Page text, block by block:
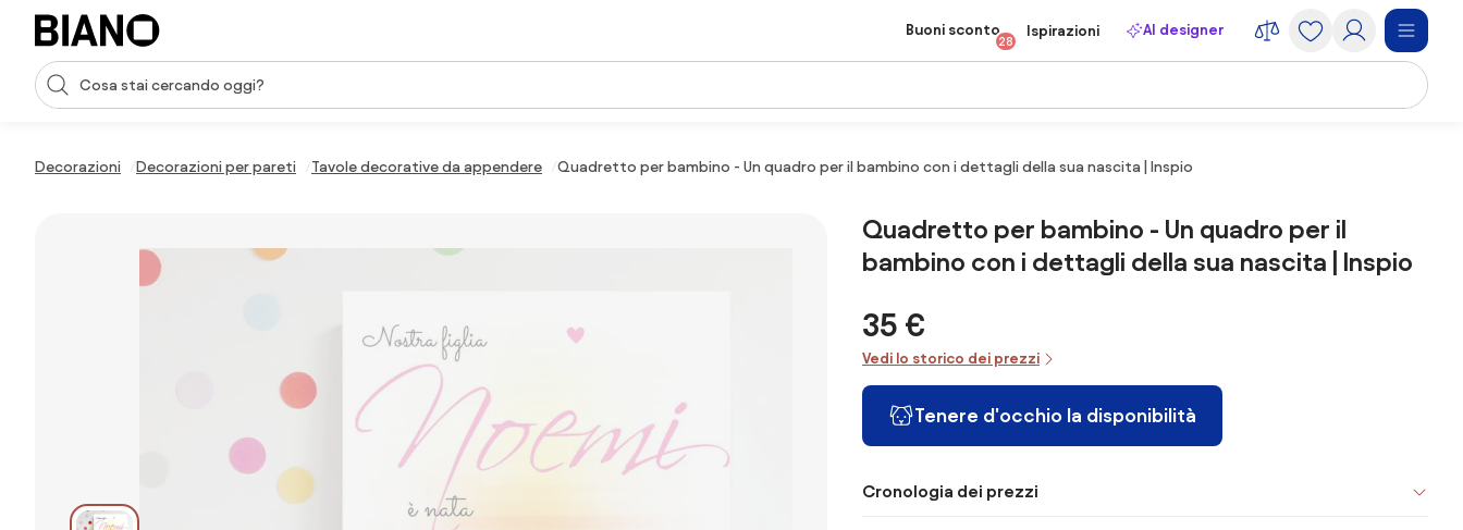
Salta la navigazione, vai al contenuto
Input della ricerca
Buoni sconto
28
Ispirazioni AI designer
Decorazioni Decorazioni per pareti Tavole decorative da appendere Quadretto per bambino - Un quadro per il bambino con i dettagli della sua nascita | Inspio
Quadretto per bambino - Un quadro per il
bambino con i dettagli della sua nascita | Inspio
35 €
Vedi lo storico dei prezzi
Tenere d'occhio la disponibilità
Cronologia dei prezzi